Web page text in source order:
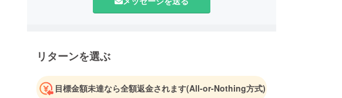
リターンを選ぶ
目標金額未達なら全額返金されます(All-or-Nothing方式)